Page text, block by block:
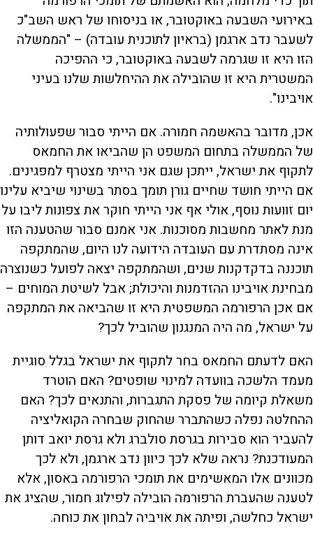
באירועי השבעה באוקטובר, או בניסוחו של ראש השב"כ
לשעבר נדב ארגמן (בראיון לתוכנית עובדה) – "הממשלה
הזו היא זו שגרמה לשבעה באוקטובר, כי ההפיכה
המשטרית היא זו שהובילה את ההיחלשות שלנו בעיני
אויבינו".
אכן, מדובר בהאשמה חמורה. אם הייתי סבור שפעולותיה
של הממשלה בתחום המשפט הן שהביאו את החמאס
לתקוף את ישראל, ייתכן שגם אני הייתי מצטרף למפגינים.
אם הייתי חושד שחיים גורן תומך בסתר בשינוי שיביא עלינו
יום זוועות נוסף, אולי אף אני הייתי חוקר את צפונות ליבו על
מנת לאתר מחשבות מסוכנות. אני אמנם סבור שהטענה הזו
אינה מסתדרת עם העובדה הידועה לנו היום, שהמתקפה
תוכננה בדקדקנות שנים, ושהמתקפה יצאה לפועל כשנוצרה
מבחינת אויבינו ההזדמנות והיכולת; אבל לשיטת המוחים –
אם אכן הרפורמה המשפטית היא זו שהביאה את המתקפה
על ישראל, מה היה המנגנון שהוביל לכך?
האם לדעתם החמאס בחר לתקוף את ישראל בגלל סוגיית
מעמד הלשכה בוועדה למינוי שופטים? האם הוטרד
משאלת קיומה של פסקת התגברות, והתנאים לכך? האם
ההחלטה נפלה כשהתברר שהחוק שבחרה הקואליציה
להעביר הוא סבירות בגרסת סולברג ולא גרסת יואב דותן
המעודכנת? נראה שלא לכך כיוון נדב ארגמן, ולא לכך
מכוונים אלו המאשימים את תומכי הרפורמה באסון, אלא
לטענה שהעברת הרפורמה הובילה לפילוג חמור, שהציג את
ישראל כחלשה, ופיתה את אויביה לבחון את כוחה.